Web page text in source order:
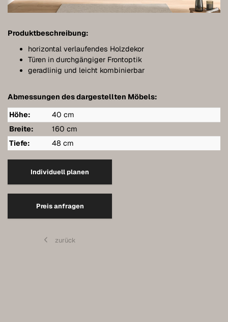
Produktbeschreibung:
horizontal verlaufendes Holzdekor
Türen in durchgängiger Frontoptik
geradlinig und leicht kombinierbar
Abmessungen des dargestellten Möbels:
Höhe:
40 cm
Breite:
160 cm
Tiefe:
48 cm
Individuell planen
Preis anfragen
zurück
Bathroom furniture
Wall-mounted sideboards
Wardrobes
Shelving
Sideboards
Wall cabinets
Quality of our furniture
Care